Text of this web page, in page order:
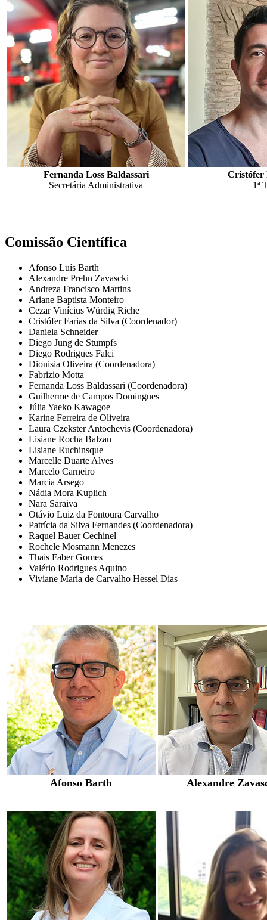
Fernanda Loss Baldassari
Secretária Administrativa
Cristófer
1ª
Comissão Científica
Afonso Luís Barth
Alexandre Prehn Zavascki
Andreza Francisco Martins
Ariane Baptista Monteiro
Cezar Vinícius Würdig Riche
Cristófer Farias da Silva (Coordenador)
Daniela Schneider
Diego Jung de Stumpfs
Diego Rodrigues Falci
Dionisia Oliveira (Coordenadora)
Fabrizio Motta
Fernanda Loss Baldassari (Coordenadora)
Guilherme de Campos Domingues
Júlia Yaeko Kawagoe
Karine Ferreira de Oliveira
Laura Czekster Antochevis (Coordenadora)
Lisiane Rocha Balzan
Lisiane Ruchinsque
Marcelle Duarte Alves
Marcelo Carneiro
Marcia Arsego
Nádia Mora Kuplich
Nara Saraiva
Otávio Luiz da Fontoura Carvalho
Patrícia da Silva Fernandes (Coordenadora)
Raquel Bauer Cechinel
Rochele Mosmann Menezes
Thais Faber Gomes
Valério Rodrigues Aquino
Viviane Maria de Carvalho Hessel Dias
Afonso Barth Alexandre